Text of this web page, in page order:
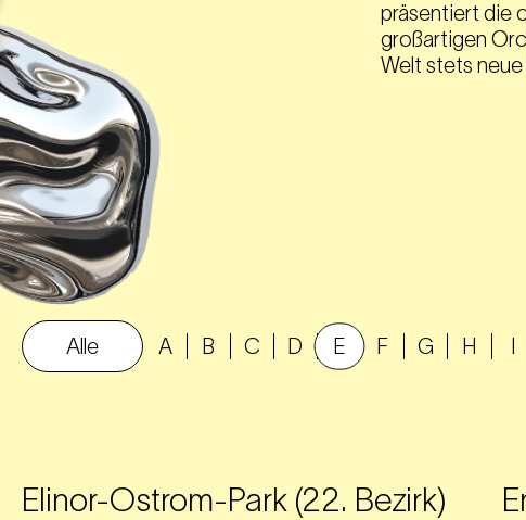
präsentiert die
großartigen
Welt stets
Alle A B C D E F G H
Elinor-Ostrom-Park (22. Bezirk)